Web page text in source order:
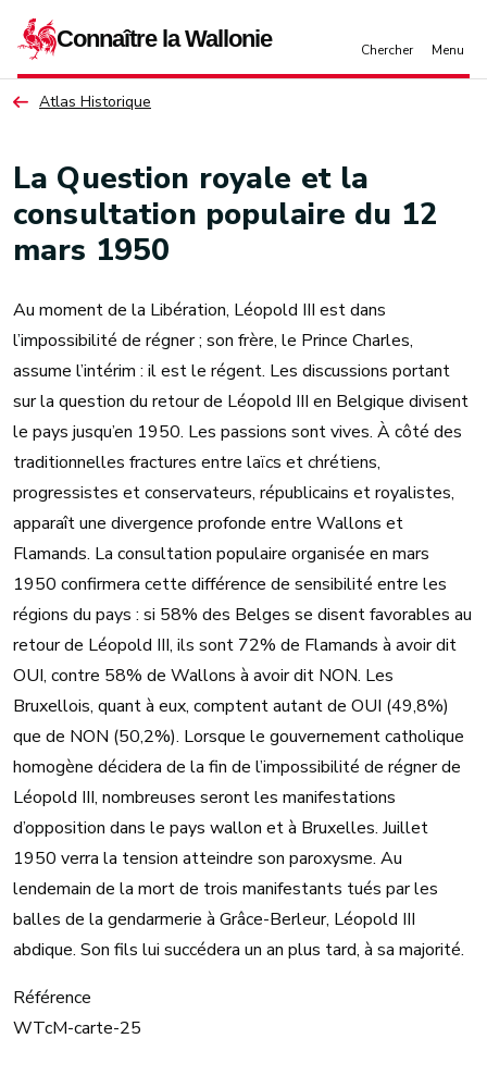
Atlas Historique
La Question royale et la
consultation populaire du 12
mars 1950
Au moment de la Libération, Léopold III est dans
l’impossibilité de régner ; son frère, le Prince Charles,
assume l’intérim : il est le régent. Les discussions portant
sur la question du retour de Léopold III en Belgique divisent
le pays jusqu’en 1950. Les passions sont vives. À côté des
traditionnelles fractures entre laïcs et chrétiens,
progressistes et conservateurs, républicains et royalistes,
apparaît une divergence profonde entre Wallons et
Flamands. La consultation populaire organisée en mars
1950 confirmera cette différence de sensibilité entre les
régions du pays : si 58% des Belges se disent favorables au
retour de Léopold III, ils sont 72% de Flamands à avoir dit
OUI, contre 58% de Wallons à avoir dit NON. Les
Bruxellois, quant à eux, comptent autant de OUI (49,8%)
que de NON (50,2%). Lorsque le gouvernement catholique
homogène décidera de la fin de l’impossibilité de régner de
Léopold III, nombreuses seront les manifestations
d’opposition dans le pays wallon et à Bruxelles. Juillet
1950 verra la tension atteindre son paroxysme. Au
lendemain de la mort de trois manifestants tués par les
balles de la gendarmerie à Grâce-Berleur, Léopold III
abdique. Son fils lui succédera un an plus tard, à sa majorité.
Référence
WTcM-carte-25